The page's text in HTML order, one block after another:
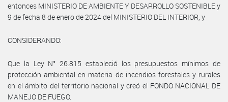
entonces MINISTERIO DE AMBIENTE Y DESARROLLO SOSTENIBLE y
9 de fecha 8 de enero de 2024 del MINISTERIO DEL INTERIOR, y
CONSIDERANDO:
Que la Ley N° 26.815 estableció los presupuestos mínimos de
protección ambiental en materia de incendios forestales y rurales
en el ámbito del territorio nacional y creó el FONDO NACIONAL DE
MANEJO DE FUEGO.